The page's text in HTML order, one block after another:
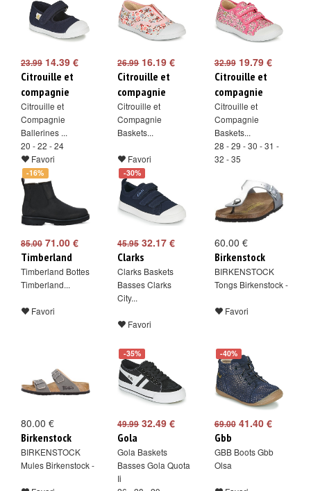
23.99 14.39 €
Citrouille et
compagnie
Citrouille et
Compagnie
Ballerines ...
20 - 22 - 24
Favori
26.9916.19 €
Citrouille et
compagnie
Citrouille et
Compagnie
Baskets...
Favori
32.9919.79 €
Citrouille et
compagnie
Citrouille et
Compagnie
Baskets...
28 - 29 - 30 - 31 -
32 - 35
-16%
85.00 71.00 €
Timberland
Timberland Bottes
Timberland...
Favori
-30%
45.9532.17 €
Clarks
Clarks Baskets
Basses Clarks
City...
Favori
60.00 €
Birkenstock
BIRKENSTOCK
Tongs Birkenstock -
Favori
80.00 €
Birkenstock
BIRKENSTOCK
Mules Birkenstock -
-35%
49.9932.49 €
Gola
Gola Baskets
Basses Gola Quota
Ii
-40%
69.0041.40 €
Gbb
GBB Boots Gbb
Olsa